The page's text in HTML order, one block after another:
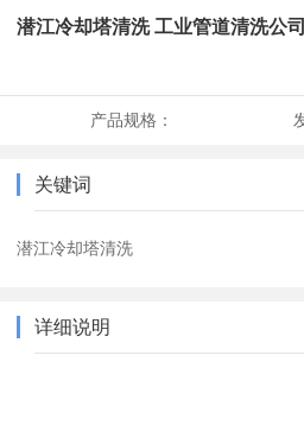
潜江冷却塔清洗 工业管道清洗公司
产品规格：
关键词
潜江冷却塔清洗
详细说明